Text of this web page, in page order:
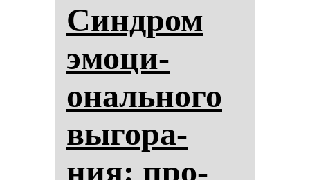
Син­дром
эмо­ци­
ональ­но­го
вы­го­ра­
ния: про­